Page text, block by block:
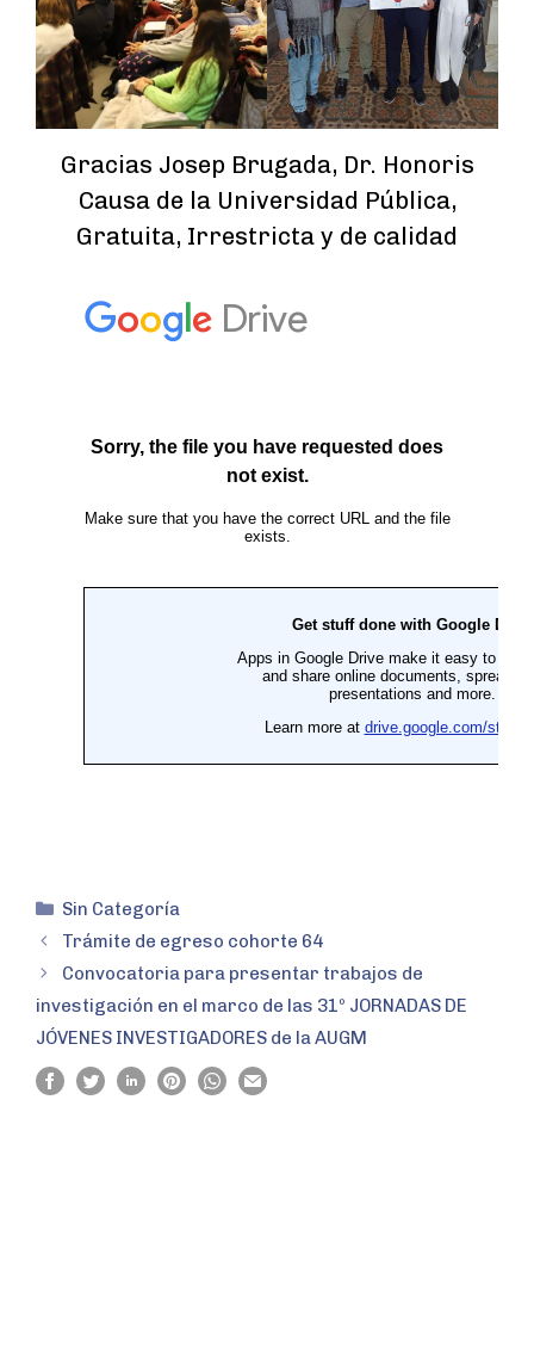
Gracias Josep Brugada, Dr. Honoris
Causa de la Universidad Pública,
Gratuita, Irrestricta y de calidad
Sin Categoría
Trámite de egreso cohorte 64
Convocatoria para presentar trabajos de
investigación en el marco de las 31º JORNADAS DE
JÓVENES INVESTIGADORES de la AUGM